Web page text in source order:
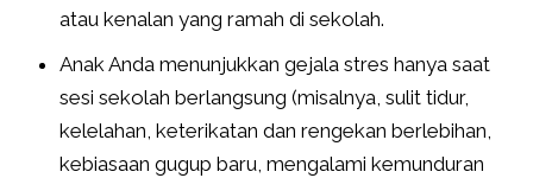
atau kenalan yang ramah di sekolah.
Anak Anda menunjukkan gejala stres hanya saat
sesi sekolah berlangsung (misalnya, sulit tidur,
kelelahan, keterikatan dan rengekan berlebihan,
kebiasaan gugup baru, mengalami kemunduran